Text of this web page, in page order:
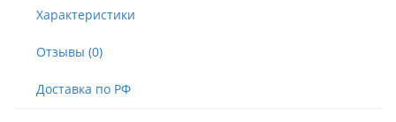
Характеристики
Отзывы (0)
Доставка по РФ